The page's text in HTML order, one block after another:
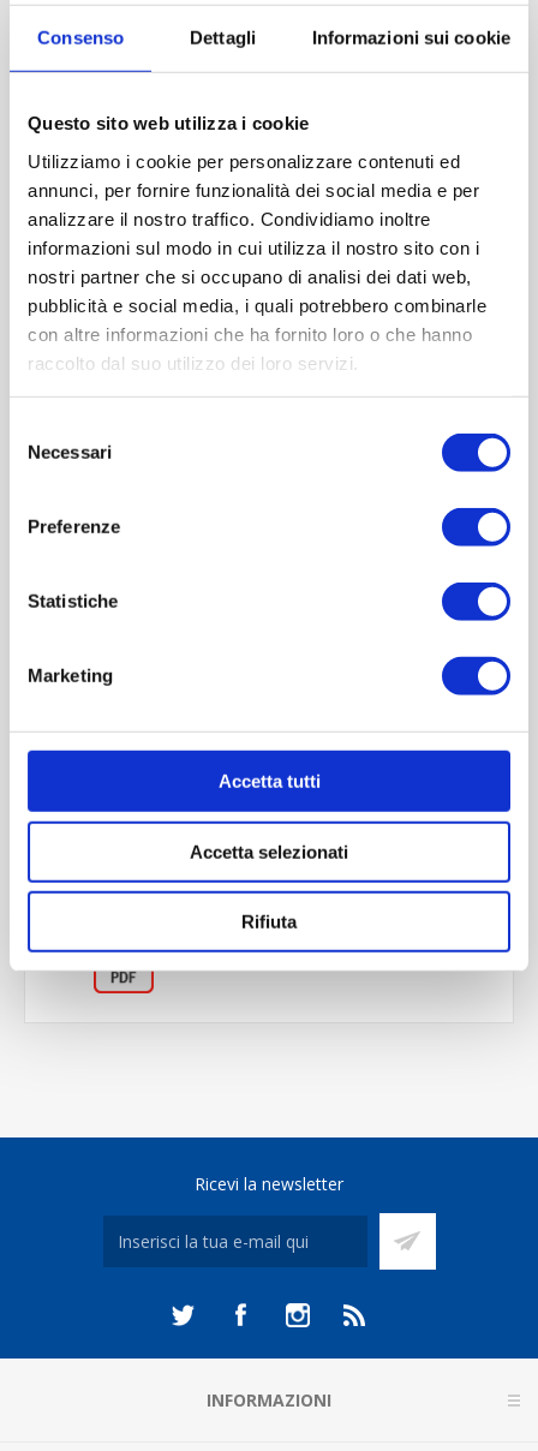
Consenso Dettagli Informazioni sui cookie
Questo sito web utilizza i cookie
Utilizziamo i cookie per personalizzare contenuti ed
annunci, per fornire funzionalità dei social media e per
analizzare il nostro traffico. Condividiamo inoltre
informazioni sul modo in cui utilizza il nostro sito con i
nostri partner che si occupano di analisi dei dati web,
pubblicità e social media, i quali potrebbero combinarle
con altre informazioni che ha fornito loro o che hanno
raccolto dal suo utilizzo dei loro servizi.
delNecessari
Preferenze
Statistiche
Marketing
Accetta tutti
Accetta selezionati
Rifiuta
Altezza (mm):39
Larghezza (mm):0
Quantità per imballo (ordine minimo 1 collo):60
SOT001P
Tappo*
Please select the address you want to ship to
OVERVIEW
REVIEWS
CONTACT US
Scheda tecnica
Ricevi la newsletter
INFORMAZIONI